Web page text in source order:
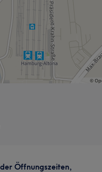
Öffnungszeiten,